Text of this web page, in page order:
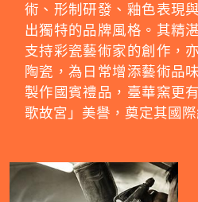
術、形制研發、釉色表現
出獨特的品牌風格。其精
支持彩瓷藝術家的創作，
陶瓷，為日常增添藝術品
製作國賓禮品，臺華窯更
歌故宮」美譽，奠定其國